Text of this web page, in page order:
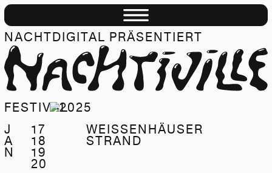
NACHTDIGITAL PRÄSENTIERT
FESTIVAL
J
A
N
17
18
19
20
WEISSENHÄUSER
STRAND